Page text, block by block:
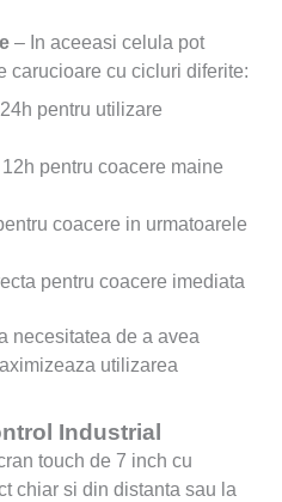
– In aceeasi celula pot
carucioare cu cicluri diferite:
pentru utilizare
pentru coacere maine
coacere in urmatoarele
pentru coacere imediata
necesitatea de a avea
utilizarea
Industrial
touch de 7 inch cu
chiar si din distanta sau la